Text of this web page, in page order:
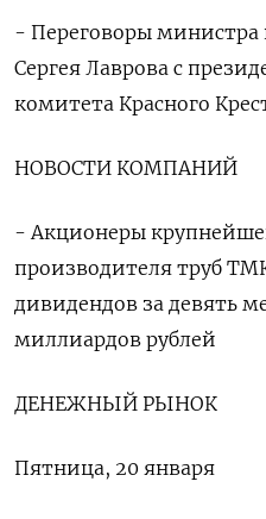
- Переговоры министра
Сергея Лаврова с
комитета Красного
НОВОСТИ КОМПАНИЙ
- Акционеры
производителя труб
дивидендов за девять
миллиардов рублей
ДЕНЕЖНЫЙ РЫНОК
Пятница, 20 января